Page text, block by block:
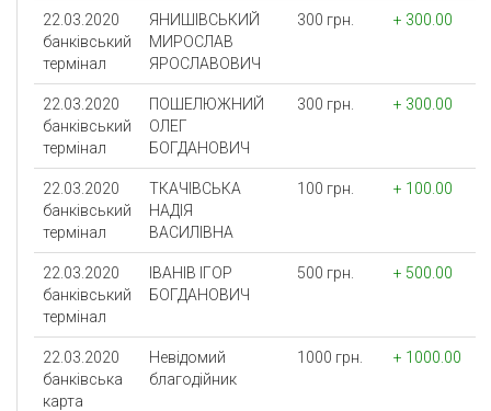
22.03.2020
банківський
термінал
ЯНИШIВСЬКИЙ
МИРОСЛАВ
ЯРОСЛАВОВИЧ
300 грн. + 300.00
22.03.2020
банківський
термінал
ПОШЕЛЮЖНИЙ
ОЛЕГ
БОГДАНОВИЧ
300 грн. + 300.00
22.03.2020
банківський
термінал
ТКАЧIВСЬКА
НАДIЯ
ВАСИЛIВНА
100 грн. + 100.00
22.03.2020
банківський
термінал
IВАНIВ IГОР
БОГДАНОВИЧ
500 грн. + 500.00
22.03.2020
банківська
карта
Невідомий
благодійник
1000 грн. + 1000.00